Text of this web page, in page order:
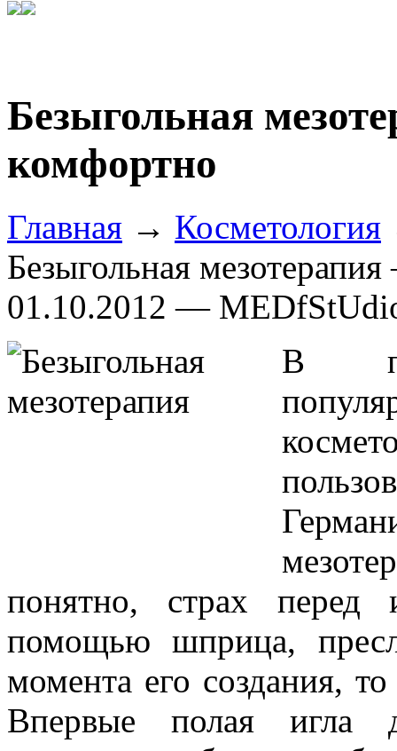
Безыгольная
комфортно
Главная → Косметология
Безыгольная
01.10.2012 —
В
понятно, страх перед
помощью шприца,
момента его создания,
Впервые полая игла